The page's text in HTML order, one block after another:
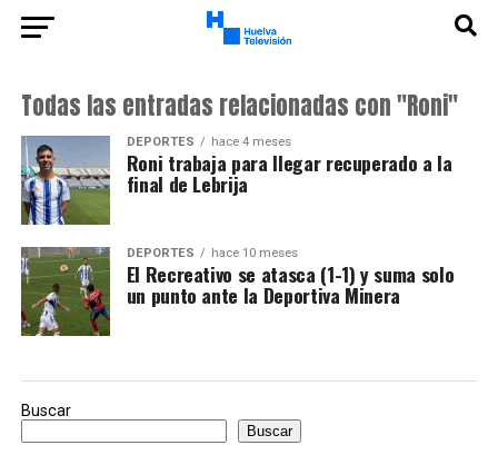
Todas las entradas relacionadas con "Roni"
DEPORTES hace 4 meses
Roni trabaja para llegar recuperado a la
final de Lebrija
DEPORTES hace 10 meses
El Recreativo se atasca (1-1) y suma solo
un punto ante la Deportiva Minera
Buscar
Buscar